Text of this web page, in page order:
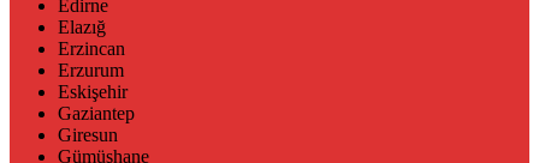
Edirne
Elazığ
Erzincan
Erzurum
Eskişehir
Gaziantep
Giresun
Gümüşhane